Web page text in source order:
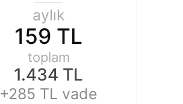
aylık
159 TL
toplam
1.434 TL
+285 TL vade